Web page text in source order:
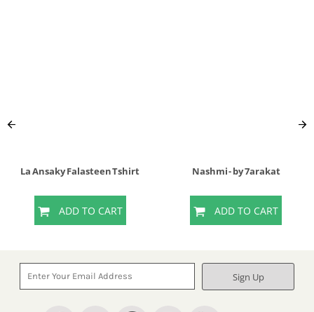
La Ansaky Falasteen Tshirt
ADD TO CART
Nashmi - by 7arakat
ADD TO CART
Sign Up